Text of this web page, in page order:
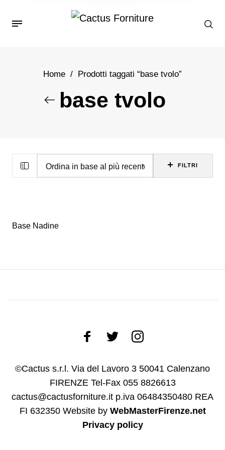
Home / Prodotti taggati “base tvolo”
base tvolo
FILTRI
Base Nadine
©Cactus s.r.l. Via del Lavoro 3 50041 Calenzano
FIRENZE Tel-Fax 055 8826613
cactus@cactusforniture.it p.iva 06484350480 REA
FI 632350 Website by WebMasterFirenze.net
Privacy policy